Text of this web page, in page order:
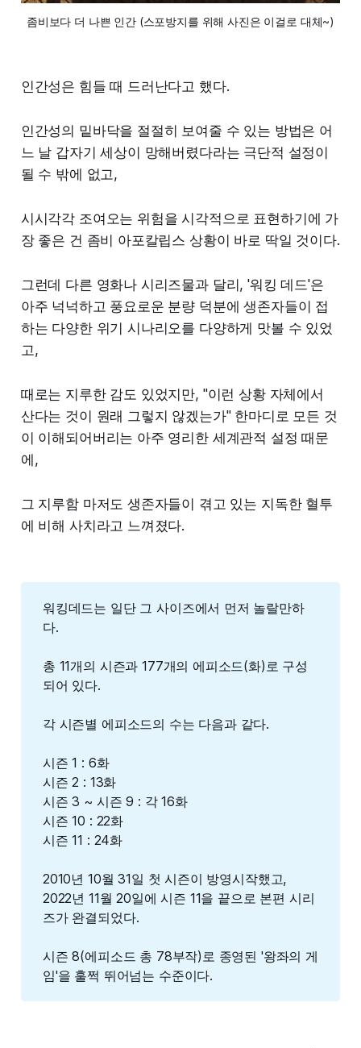
좀비보다 더 나쁜 인간 (스포방지를 위해 사진은 이걸로 대체~)
인간성은 힘들 때 드러난다고 했다.
인간성의 밑바닥을 절절히 보여줄 수 있는 방법은 어
느 날 갑자기 세상이 망해버렸다라는 극단적 설정이
될 수 밖에 없고,
시시각각 조여오는 위험을 시각적으로 표현하기에 가
장 좋은 건 좀비 아포칼립스 상황이 바로 딱일 것이다.
그런데 다른 영화나 시리즈물과 달리, '워킹 데드'은
아주 넉넉하고 풍요로운 분량 덕분에 생존자들이 접
하는 다양한 위기 시나리오를 다양하게 맛볼 수 있었
고,
때로는 지루한 감도 있었지만, "이런 상황 자체에서
산다는 것이 원래 그렇지 않겠는가" 한마디로 모든 것
이 이해되어버리는 아주 영리한 세계관적 설정 때문
에,
그 지루함 마저도 생존자들이 겪고 있는 지독한 혈투
에 비해 사치라고 느껴졌다.
워킹데드는 일단 그 사이즈에서 먼저 놀랄만하
다.
총 11개의 시즌과 177개의 에피소드(화)로 구성
되어 있다.
각 시즌별 에피소드의 수는 다음과 같다.
시즌 1 : 6화
시즌 2 : 13화
시즌 3 ~ 시즌 9 : 각 16화
시즌 10 : 22화
시즌 11 : 24화
2010년 10월 31일 첫 시즌이 방영시작했고,
2022년 11월 20일에 시즌 11을 끝으로 본편 시리
즈가 완결되었다.
시즌 8(에피소드 총 78부작)로 종영된 '왕좌의 게
임'을 훌쩍 뛰어넘는 수준이다.